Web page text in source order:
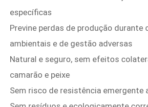
específicas
Previne perdas de produção durante
ambientais e de gestão adversas
Natural e seguro, sem efeitos
camarão e peixe
Sem risco de resistência emergente